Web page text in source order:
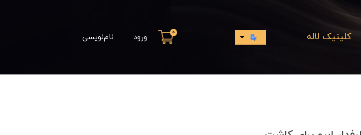
کلینیک لاله 0 ورود نام‌نویسی